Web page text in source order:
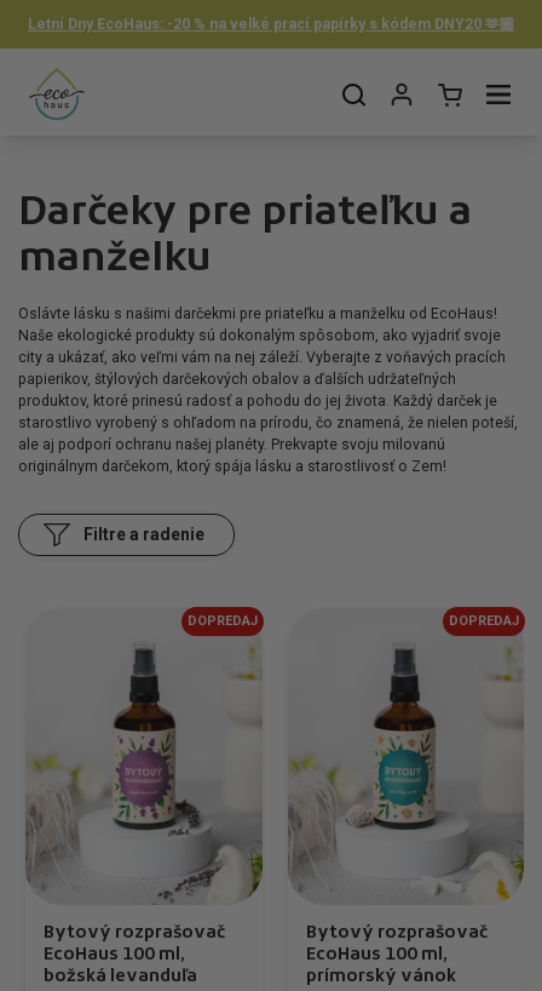
Letní Dny EcoHaus: -20 % na velké prací papírky s kódem DNY20 🫶🏼
Otvorit košík Otvor ponuku
Darčeky pre priateľku a
manželku
Oslávte lásku s našimi darčekmi pre priateľku a manželku od EcoHaus!
Naše ekologické produkty sú dokonalým spôsobom, ako vyjadriť svoje
city a ukázať, ako veľmi vám na nej záleží. Vyberajte z voňavých pracích
papierikov, štýlových darčekových obalov a ďalších udržateľných
produktov, ktoré prinesú radosť a pohodu do jej života. Každý darček je
starostlivo vyrobený s ohľadom na prírodu, čo znamená, že nielen poteší,
ale aj podporí ochranu našej planéty. Prekvapte svoju milovanú
originálnym darčekom, ktorý spája lásku a starostlivosť o Zem!
Filtre a radenie
Bytový rozprašovač
EcoHaus 100 ml,
božská levanduľa
DOPREDAJ
Bytový rozprašovač
EcoHaus 100 ml,
prímorský vánok
DOPREDAJ